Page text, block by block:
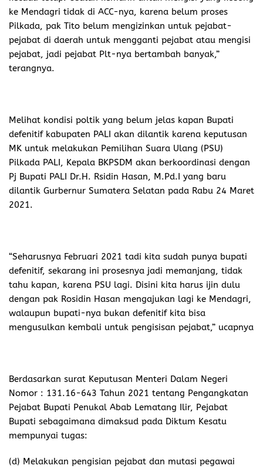
ke Mendagri tidak di ACC-nya, karena belum proses
Pilkada, pak Tito belum mengizinkan untuk pejabat-
pejabat di daerah untuk mengganti pejabat atau mengisi
pejabat, jadi pejabat Plt-nya bertambah banyak,”
terangnya.
Melihat kondisi poltik yang belum jelas kapan Bupati
defenitif kabupaten PALI akan dilantik karena keputusan
MK untuk melakukan Pemilihan Suara Ulang (PSU)
Pilkada PALI, Kepala BKPSDM akan berkoordinasi dengan
Pj Bupati PALI Dr.H. Rsidin Hasan, M.Pd.I yang baru
dilantik Gurbernur Sumatera Selatan pada Rabu 24 Maret
2021.
“Seharusnya Februari 2021 tadi kita sudah punya bupati
defenitif, sekarang ini prosesnya jadi memanjang, tidak
tahu kapan, karena PSU lagi. Disini kita harus ijin dulu
dengan pak Rosidin Hasan mengajukan lagi ke Mendagri,
walaupun bupati-nya bukan defenitif kita bisa
mengusulkan kembali untuk pengisisan pejabat,” ucapnya
Berdasarkan surat Keputusan Menteri Dalam Negeri
Nomor : 131.16-643 Tahun 2021 tentang Pengangkatan
Pejabat Bupati Penukal Abab Lematang Ilir, Pejabat
Bupati sebagaimana dimaksud pada Diktum Kesatu
mempunyai tugas:
(d) Melakukan pengisian pejabat dan mutasi pegawai